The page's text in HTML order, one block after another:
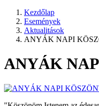
Kezdőlap
Események
Aktualitások
ANYÁK NAPI
ANYÁK